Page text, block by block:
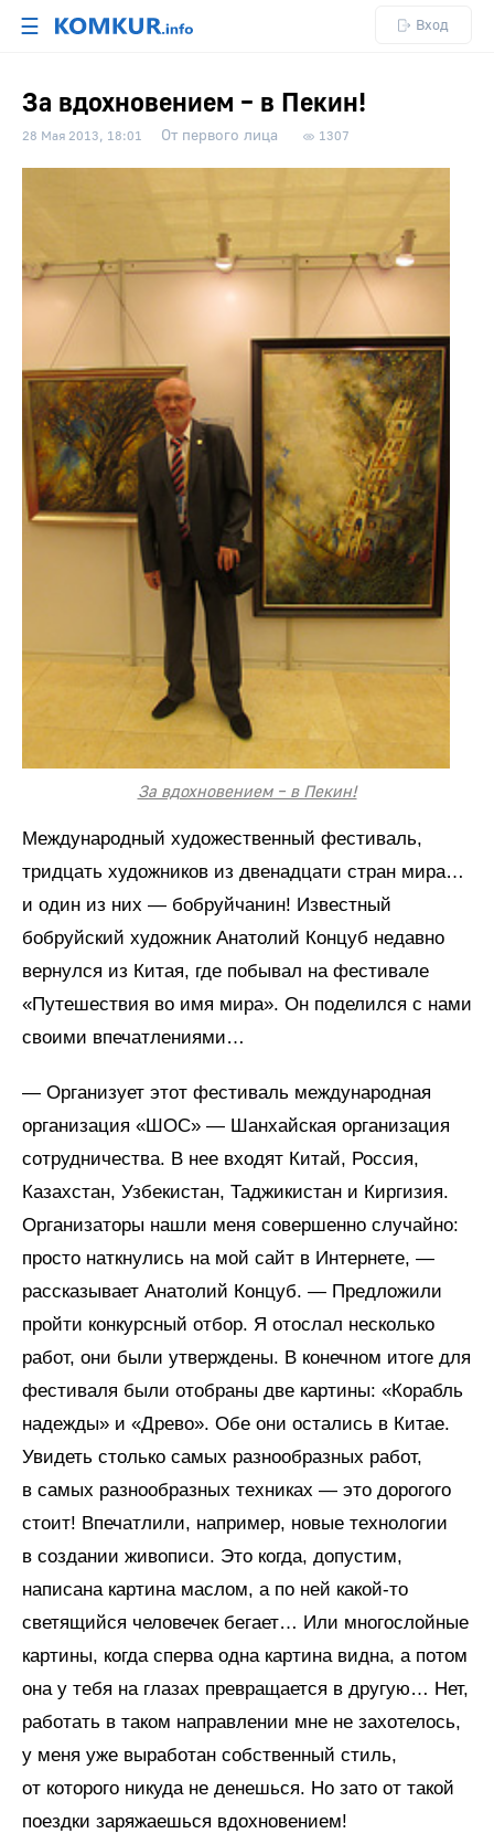
☰ Вход
За вдохновением – в Пекин!
28 Мая 2013, 18:01 От первого лица 1307
За вдохновением – в Пекин!
Международный художественный фестиваль,
тридцать художников из двенадцати стран мира…
и один из них — бобруйчанин! Известный
бобруйский художник Анатолий Концуб недавно
вернулся из Китая, где побывал на фестивале
«Путешествия во имя мира». Он поделился с нами
своими впечатлениями…
— Организует этот фестиваль международная
организация «ШОС» — Шанхайская организация
сотрудничества. В нее входят Китай, Россия,
Казахстан, Узбекистан, Таджикистан и Киргизия.
Организаторы нашли меня совершенно случайно:
просто наткнулись на мой сайт в Интернете, —
рассказывает Анатолий Концуб. — Предложили
пройти конкурсный отбор. Я отослал несколько
работ, они были утверждены. В конечном итоге для
фестиваля были отобраны две картины: «Корабль
надежды» и «Древо». Обе они остались в Китае.
Увидеть столько самых разнообразных работ,
в самых разнообразных техниках — это дорогого
стоит! Впечатлили, например, новые технологии
в создании живописи. Это когда, допустим,
написана картина маслом, а по ней какой-то
светящийся человечек бегает… Или многослойные
картины, когда сперва одна картина видна, а потом
она у тебя на глазах превращается в другую… Нет,
работать в таком направлении мне не захотелось,
у меня уже выработан собственный стиль,
от которого никуда не денешься. Но зато от такой
поездки заряжаешься вдохновением!